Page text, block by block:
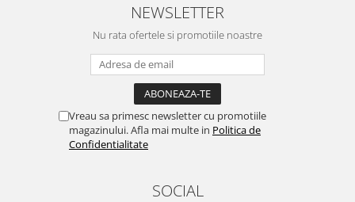
NEWSLETTER
Nu rata ofertele si promotiile noastre
Vreau sa primesc newsletter cu promotiile
magazinului. Afla mai multe in Politica de
Confidentialitate
SOCIAL